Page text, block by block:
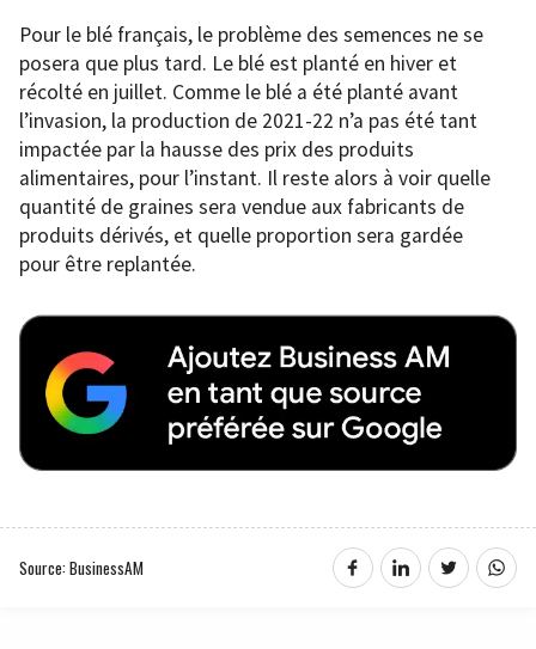
Pour le blé français, le problème des semences ne se
posera que plus tard. Le blé est planté en hiver et
récolté en juillet. Comme le blé a été planté avant
l’invasion, la production de 2021-22 n’a pas été tant
impactée par la hausse des prix des produits
alimentaires, pour l’instant. Il reste alors à voir quelle
quantité de graines sera vendue aux fabricants de
produits dérivés, et quelle proportion sera gardée
pour être replantée.
Source: BusinessAM